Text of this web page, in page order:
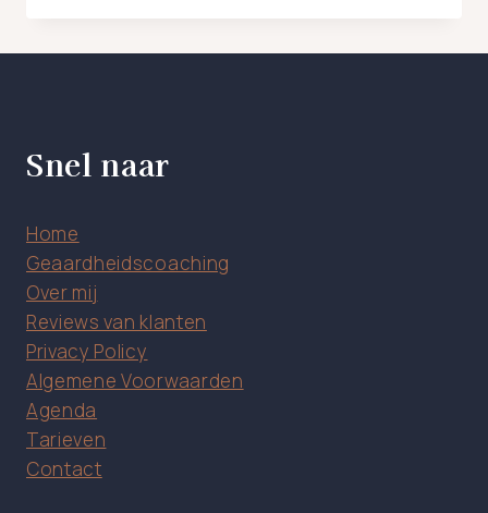
MAAKT
Snel naar
Home
Geaardheidscoaching
Over mij
Reviews van klanten
Privacy Policy
Algemene Voorwaarden
Agenda
Tarieven
Contact